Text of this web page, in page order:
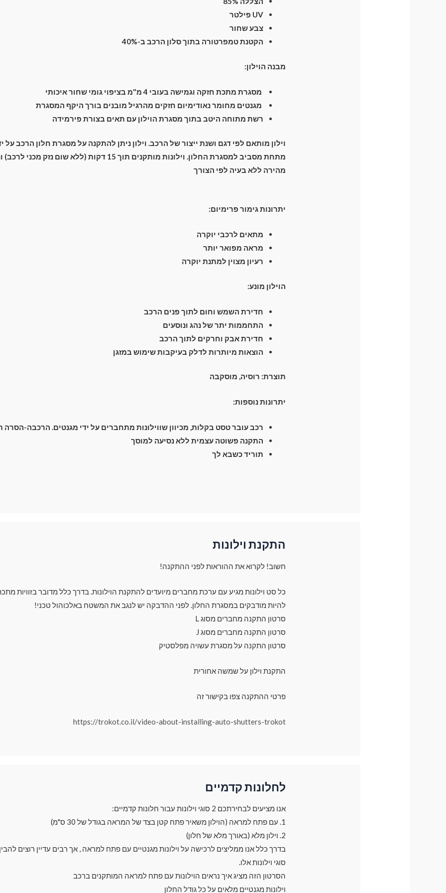
UV פילטר
צבע שחור
הקטנת טמפרטורה בתוך סלון הרכב ב-40%
מבנה הוילון:
מסגרת מתכת חזקה וגמישה בעובי 4 מ"מ בציפוי גומי שחור איכותי
מגנטים מחומר נאודימיום חזקים מהרגיל מובנים בורך היקף המסגרת
רשת מתוחה היטב בתוך מסגרת הוילון עם תאים בצורת פירמידה
וילון מותאם לפי דגם ושנת ייצור של הרכב. וילון ניתן להתקנה על מסגרת חלון הרכב על
מתחת מסביב למסגרת החלון. וילונות מותקנים תוך 15 דקות (ללא
מהירה ללא בעיה לפי הצורך
יתרונות גימור פרימיום:
מתאים לרכבי יוקרה
מראה מפואר יותר
רעיון מצוין למתנת יוקרה
הוילון מונע:
חדירת השמש וחום לתוך פנים הרכב
התחממות יתר של נהג ונוסעים
חדירת אבק וחרקים לתוך הרכב
הוצאות מיותרות לדלק בעיקבות שימוש במזגן
תוצרת: רוסיה, מוסקבה
יתרונות נוספות:
רכב עובר טסט בקלות, מכיוון שווילונות מתחברים על ידי מגנטים. הרכבה-הסרה תוך 2
התקנה פשוטה עצמית ללא נסיעה למוסך
תוריד כשבא לך
התקנת וילונות
חשוב! לקרוא את ההוראות לפני ההתקנה!
כל סט וילונות מגיע עם ערכת מחברים מיועדים להתקנת הוילונות. בדרך כלל מדובר בזוויות
להיות מודבקים במסגרת החלון. לפני ההדבקה יש לנגב את המשטח באלכוהול טכני!
סרטון התקנה מחברים מסוג L
סרטון התקנה מחברים מסוג J
סרטון התקנה על מסגרת עשויה מפלסטיק
התקנת וילון על שמשה אחורית
פרטי ההתקנה צפו בקישור זה
https://trokot.co.il/video-about-installing-auto-shutters-trokot
לחלונות קדמיים
אנו מציעים לבחירתכם 2 סוגי וילונות עבור חלונות קדמיים:
1. עם פתח למראה (הוילון משאיר פתח קטן בצד של המראה בגודל של 30 ס"מ)
2. וילון מלא (באורך מלא של חלון)
סוגי וילונות אלו.
הסרטון הזה מציג איך נראים הוילונות עם פתח למראה המותקנים ברכב
וילונות מגנטיים מלאים על כל גודל החלון
תשלום